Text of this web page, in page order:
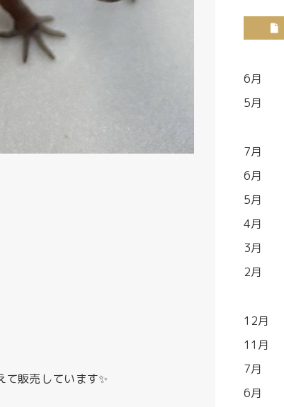
販売しています✨
6月
5月
7月
6月
5月
4月
3月
2月
12月
11月
7月
6月